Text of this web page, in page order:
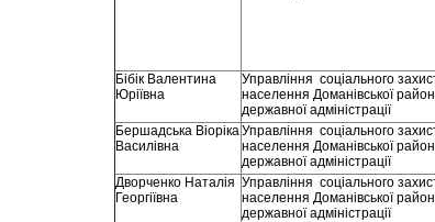
Бібік Валентина
Юріївна
Управління соціального
населення Доманівської
державної адміністрації
Бершадська Віоріка
Василівна
Управління соціального
населення Доманівської
державної адміністрації
Дворченко Наталія
Георгіївна
Управління соціального
населення Доманівської
державної адміністрації